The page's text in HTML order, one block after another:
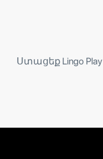
Ստացեք Lingo Play